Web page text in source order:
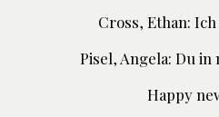
Cross, Ethan:
Pisel, Angela: Du
Happy